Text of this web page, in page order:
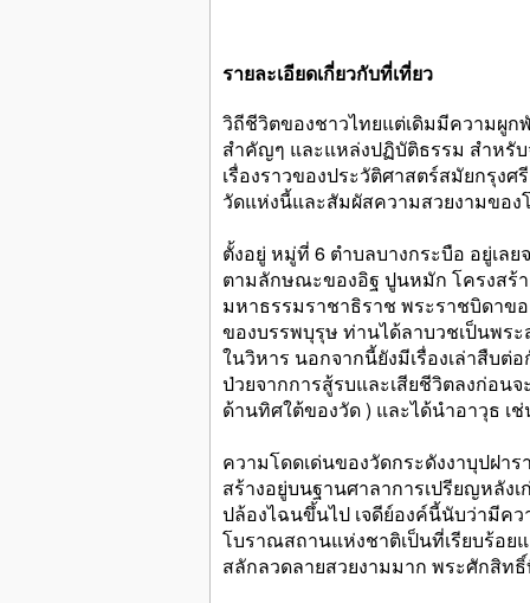
รายละเอียดเกี่ยวกับที่เที่ยว
วิถีชีวิตของชาวไทยแต่เดิมมีความผูก
สำคัญๆ และแหล่งปฏิบัติธรรม สำหรั
เรื่องราวของประวัติศาสตร์สมัยกรุง
วัดแห่งนี้และสัมผัสความสวยงามของ
ตั้งอยู่ หมู่ที่ 6 ตำบลบางกระบือ อยู่เล
ตามลักษณะของอิฐ ปูนหมัก โครงสร้
มหาธรรมราชาธิราช พระราชบิดาข
ของบรรพบุรุษ ท่านได้ลาบวชเป็นพร
ในวิหาร นอกจากนี้ยังมีเรื่องเล่าสืบ
ป่วยจากการสู้รบและเสียชีวิตลงก่อ
ด้านทิศใต้ของวัด ) และได้นำอาวุธ เ
ความโดดเด่นของวัดกระดังงาบุปฝา
สร้างอยู่บนฐานศาลาการเปรียญหลัง
ปล้องไฉนขึ้นไป เจดีย์องค์นี้นับว่ามีค
โบราณสถานแห่งชาติเป็นที่เรียบร้อย
สลักลวดลายสวยงามมาก พระศักสิ